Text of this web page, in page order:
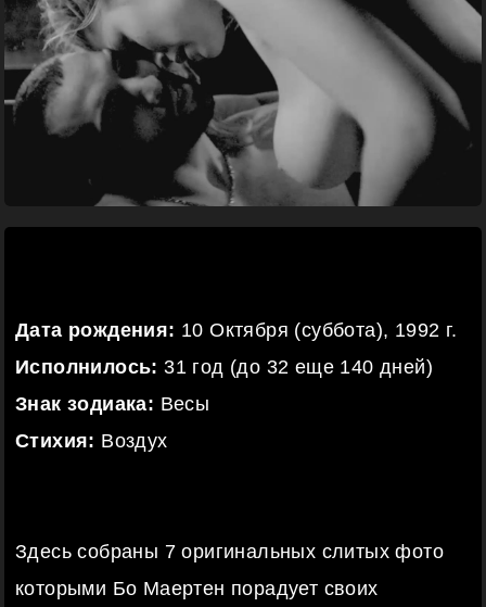
Дата рождения: 10 Октября (суббота), 1992 г.
Исполнилось: 31 год (до 32 еще 140 дней)
Знак зодиака: Весы
Стихия: Воздух
Здесь собраны 7 оригинальных слитых фото
которыми Бо Маертен порадует своих